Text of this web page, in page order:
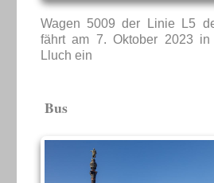
Wagen 5009 der Linie L5
fährt am 7. Oktober 2023
Lluch ein
Bus